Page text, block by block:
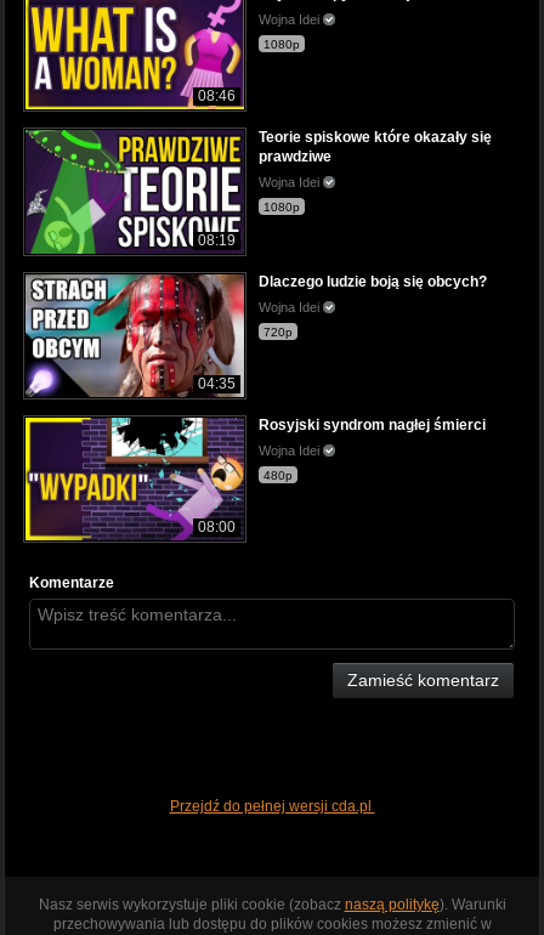
08:46
Wojna Idei
1080p
08:19
Teorie spiskowe które okazały się
prawdziwe
Wojna Idei
1080p
04:35
Dlaczego ludzie boją się obcych?
Wojna Idei
720p
08:00
Rosyjski syndrom nagłej śmierci
Wojna Idei
480p
Komentarze
Zamieść komentarz
Przejdź do pełnej wersji cda.pl
Nasz serwis wykorzystuje pliki cookie (zobacz naszą politykę). Warunki
przechowywania lub dostępu do plików cookies możesz zmienić w